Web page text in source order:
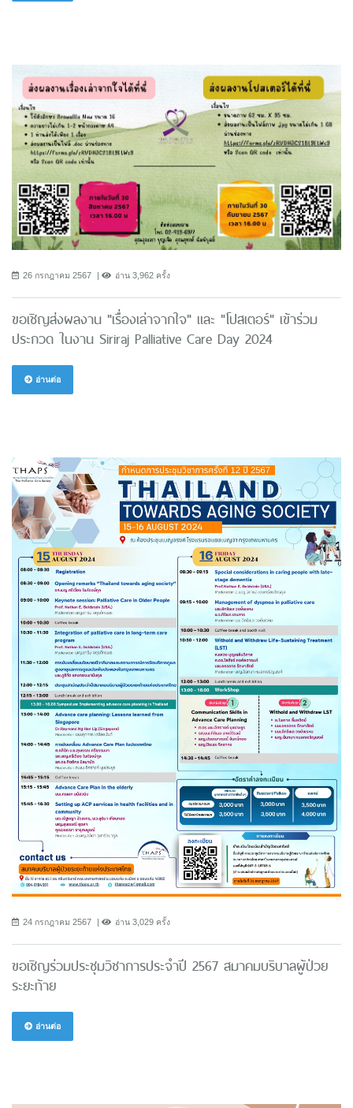
26 กรกฎาคม 2567 อ่าน 3,962 ครั้ง
ขอเชิญส่งผลงาน "เรื่องเล่าจากใจ" และ "โปสเตอร์" เข้าร่วม
ประกวด ในงาน Siriraj Palliative Care Day 2024
อ่านต่อ
24 กรกฎาคม 2567 อ่าน 3,029 ครั้ง
ขอเชิญร่วมประชุมวิชาการประจำปี 2567 สมาคมบริบาลผู้ป่วย
ระยะท้าย
อ่านต่อ